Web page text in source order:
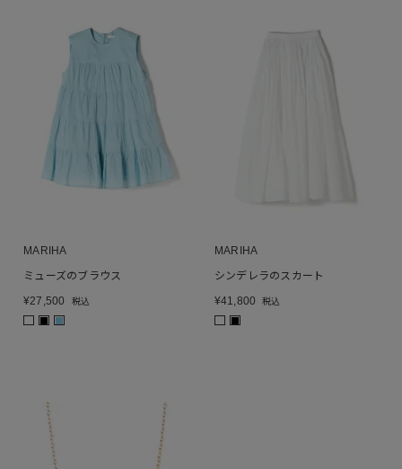
MARIHA
ミューズのブラウス
¥27,500 税込
MARIHA
シンデレラのスカート
¥41,800 税込